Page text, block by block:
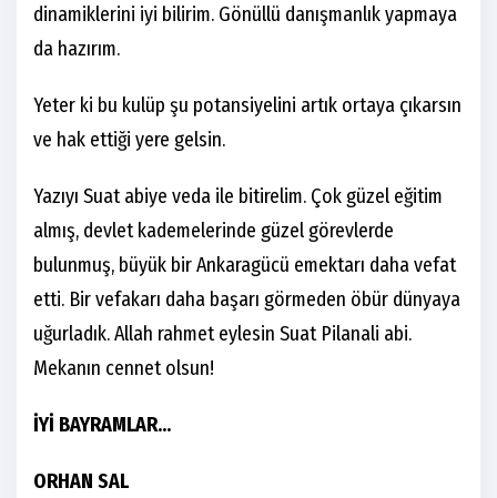
dinamiklerini iyi bilirim. Gönüllü danışmanlık yapmaya
da hazırım.
Yeter ki bu kulüp şu potansiyelini artık ortaya çıkarsın
ve hak ettiği yere gelsin.
Yazıyı Suat abiye veda ile bitirelim. Çok güzel eğitim
almış, devlet kademelerinde güzel görevlerde
bulunmuş, büyük bir Ankaragücü emektarı daha vefat
etti. Bir vefakarı daha başarı görmeden öbür dünyaya
uğurladık. Allah rahmet eylesin Suat Pilanali abi.
Mekanın cennet olsun!
İYİ BAYRAMLAR...
ORHAN SAL